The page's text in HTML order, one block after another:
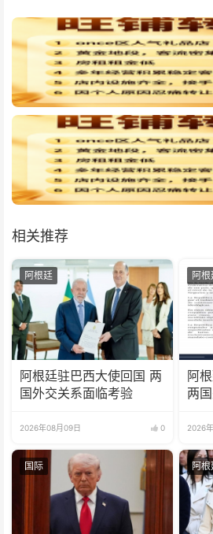
相关推荐
阿根廷
阿根廷驻巴西大使回国 两
国外交关系面临考验
2026年08月09日 0
阿根
阿
两
2026
国际 阿根